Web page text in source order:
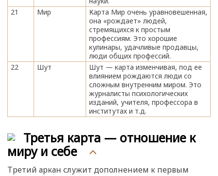
21
Мир
Карта Мир очень уравновешенная,
она «рождает» людей,
стремящихся к простым
профессиям. Это хорошие
кулинары, удачливые продавцы,
люди общих профессий.
22
Шут
Шут — карта изменчивая, под ее
влиянием рождаются люди со
сложным внутренним миром. Это
журналисты психологических
изданий, учителя, профессора в
институтах и т.д.
Третья карта — отношение к
миру и себе
Третий аркан служит дополнением к первым